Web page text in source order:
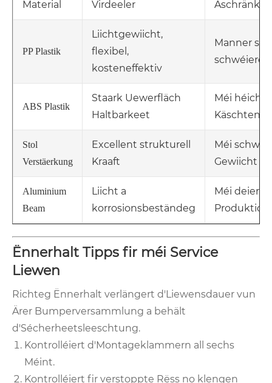
Material Virdeeler
PP Plastik
Liichtgewiicht,
flexibel,
kosteneffektiv
Manner
schwéierer
ABS Plastik
Staark Uewerfläch
Haltbarkeet
Méi héich
Käschten
Stol
Verstäerkung
Excellent strukturell
Kraaft
Méi
Gewiicht
Aluminium
Beam
Liicht a
korrosionsbeständeg
Méi deier
Ënnerhalt Tipps fir méi Service
Liewen
Richteg Ënnerhalt verlängert d'Liewensdauer vun
Ärer Bumperversammlung a behält
d'Sécherheetsleeschtung.
Kontrolléiert d'Montageklammern all sechs
Méint.
Kontrolléiert fir verstoppte Rëss no klengen